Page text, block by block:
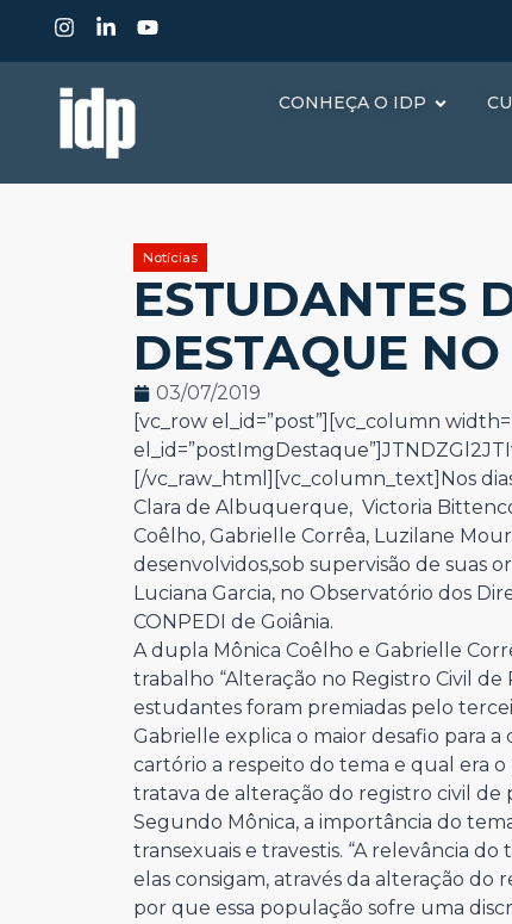
CONHEÇA O IDP
Notícias
ESTUDANTES
DESTAQUE
03/07/2019
[vc_row el_id=”post”][vc_column
[/vc_raw_html][vc_column_text] Nos
Clara de Albuquerque, Victoria
Coêlho, Gabrielle Corrêa, Luzilane
desenvolvidos,sob supervisão de suas
Luciana Garcia, no Observatório dos
CONPEDI de Goiânia.
A dupla Mônica Coêlho e Gabrielle
trabalho “Alteração no Registro Civil de
estudantes foram premiadas pelo
Gabrielle explica o maior desafio para
cartório a respeito do tema e qual era
tratava de alteração do registro civil de
Segundo Mônica, a importância do
transexuais e travestis. “A relevância
elas consigam, através da alteração
por que essa população sofre uma